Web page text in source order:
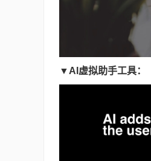
▼AI虚拟助手工具：